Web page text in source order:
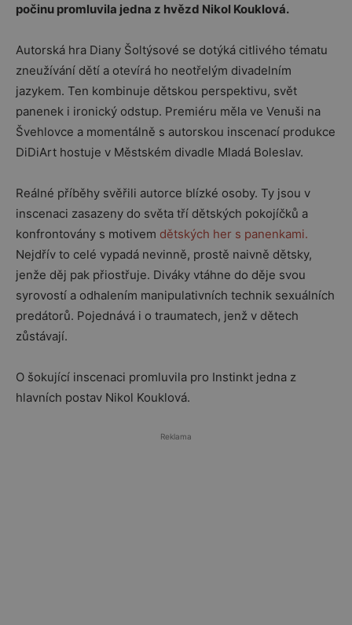
počinu promluvila jedna z hvězd Nikol Kouklová.
Autorská hra Diany Šoltýsové se dotýká citlivého tématu
zneužívání dětí a otevírá ho neotřelým divadelním
jazykem. Ten kombinuje dětskou perspektivu, svět
panenek i ironický odstup. Premiéru měla ve Venuši na
Švehlovce a momentálně s autorskou inscenací produkce
DiDiArt hostuje v Městském divadle Mladá Boleslav.
Reálné příběhy svěřili autorce blízké osoby. Ty jsou v
inscenaci zasazeny do světa tří dětských pokojíčků a
konfrontovány s motivem dětských her s panenkami.
Nejdřív to celé vypadá nevinně, prostě naivně dětsky,
jenže děj pak přiostřuje. Diváky vtáhne do děje svou
syrovostí a odhalením manipulativních technik sexuálních
predátorů. Pojednává i o traumatech, jenž v dětech
zůstávají.
O šokující inscenaci promluvila pro Instinkt jedna z
hlavních postav Nikol Kouklová.
Reklama